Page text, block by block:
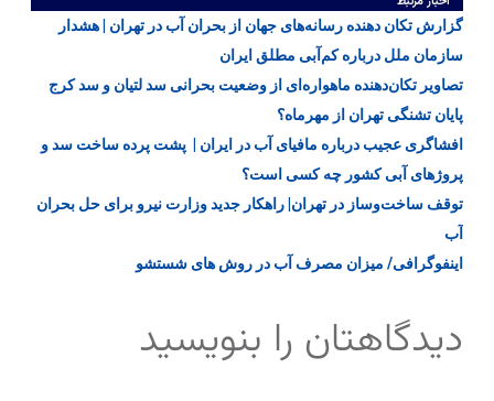
گزارش تکان دهنده رسانه‌های جهان از بحران آب در تهران | هشدار
سازمان ملل درباره کم‌آبی مطلق ایران
تصاویر تکان‌دهنده ماهواره‌ای از وضعیت بحرانی سد لتیان و سد کرج
پایان تشنگی تهران از مهرماه؟
افشاگری عجیب درباره مافیای آب در ایران | پشت پرده ساخت سد و
پروژ‌های آبی کشور چه کسی است؟
توقف ساخت‌وساز در تهران| راهکار جدید وزارت نیرو برای حل بحران
آب
اینفوگرافی/ میزان مصرف آب در روش های شستشو
دیدگاهتان را بنویسید